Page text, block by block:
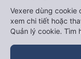
Vexere dùng cookie
xem chi tiết hoặc
Quản lý cookie. Tìm